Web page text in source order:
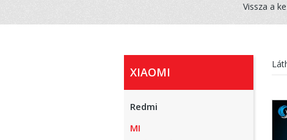
Vissza a
XIAOMI
Redmi
MI